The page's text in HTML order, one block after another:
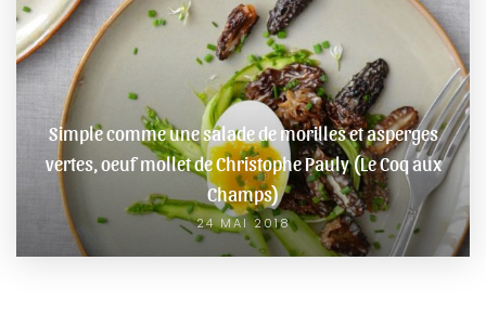
Simple comme une salade de morilles et asperges
vertes, oeuf mollet de Christophe Pauly (Le Coq aux
Champs)
24 MAI 2018